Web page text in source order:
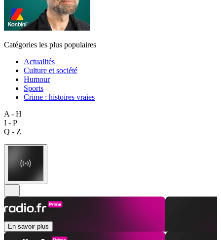
Catégories les plus populaires
Actualités
Culture et société
Humour
Sports
Crime : histoires vraies
A - H
I - P
Q - Z
En savoir plus